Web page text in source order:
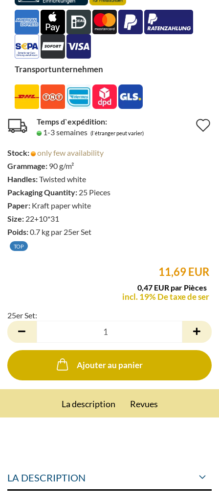
Transportunternehmen
Temps d`expédition:
1-3 semaines (l`étranger peut varier)
Stock:
only few availability
Grammage: 90 g/m²
Handles:Twisted white
Packaging Quantity: 25 Pieces
Paper: Kraft paper white
Size: 22+10*31
Poids:0.7 kg par 25er Set
TOP
11,69 EUR
0,47 EUR par Pièces
incl. 19% De taxe de ser
25er Set:
25er
Set
Ajouter au panier
La description Revues
LA DESCRIPTION